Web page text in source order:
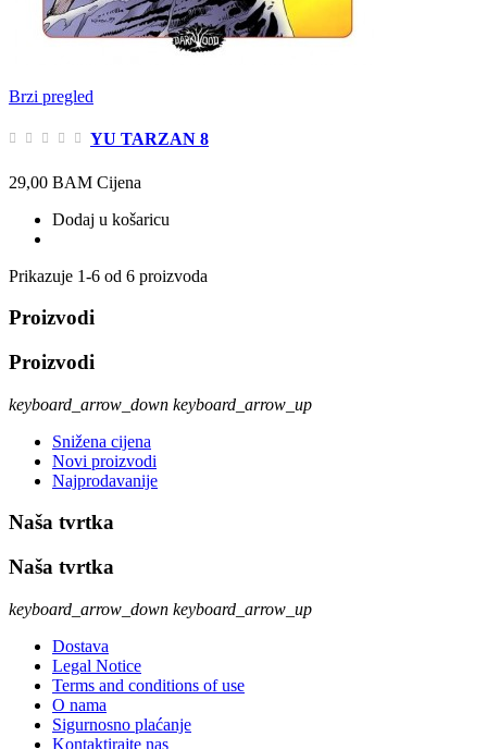
Brzi pregled
YU TARZAN 8
29,00 BAM Cijena
Dodaj u košaricu
Prikazuje 1-6 od 6 proizvoda
Proizvodi
Proizvodi
keyboard_arrow_down keyboard_arrow_up
Snižena cijena
Novi proizvodi
Najprodavanije
Naša tvrtka
Naša tvrtka
keyboard_arrow_down keyboard_arrow_up
Dostava
Legal Notice
Terms and conditions of use
O nama
Sigurnosno plaćanje
Kontaktirajte nas